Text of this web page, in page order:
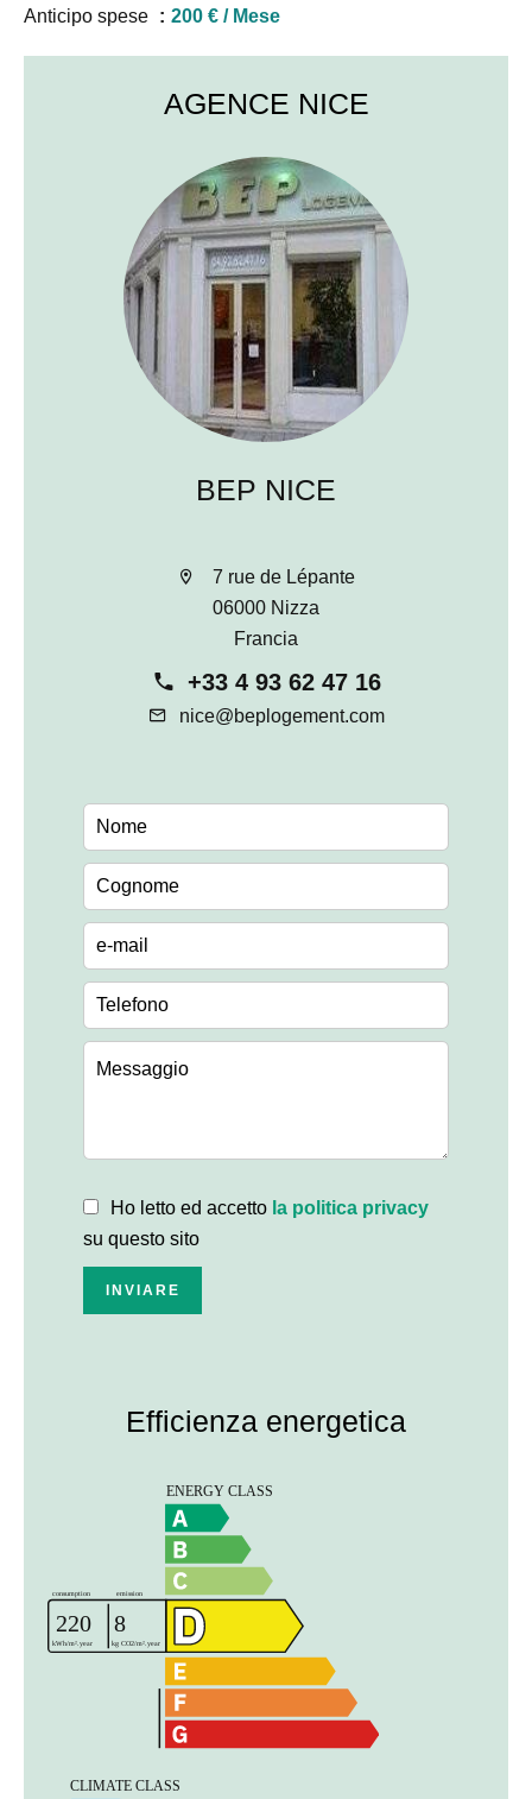
Anticipo spese 200 € / Mese
AGENCE NICE
BEP NICE
7 rue de Lépante
06000 Nizza
Francia
+33 4 93 62 47 16
nice@beplogement.com
Ho letto ed accetto la politica privacy
su questo sito
INVIARE
Efficienza energetica